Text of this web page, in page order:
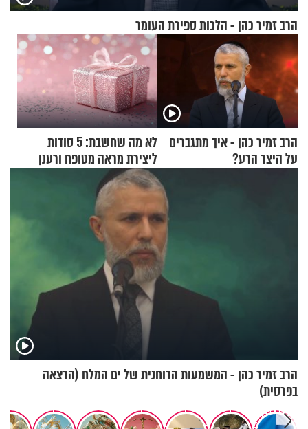
הרב זמיר כהן - הלכות ספירת העומר
הרב זמיר כהן - איך מתגברים
על היצר הרע?
לא מה שחשבת: 5 סודות
ליצירת מראה מטופח ורענן
הרב זמיר כהן - המשמעות הרוחנית של ים המלח (הרצאה
בפרסית)